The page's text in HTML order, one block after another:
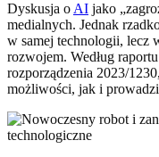
Dyskusja o AI jako
medialnych. Jednak
w samej technologii, lecz
rozwojem. Według
rozporządzenia 2023/1230,
możliwości, jak i